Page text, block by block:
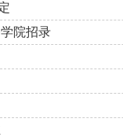
院招录